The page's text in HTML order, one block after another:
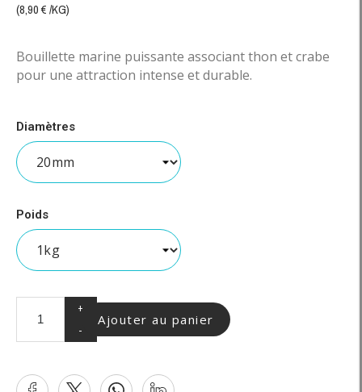
(8,90 € /KG)
Bouillette marine puissante associant thon et crabe
pour une attraction intense et durable.
Diamètres
Poids
+
-
Ajouter au panier